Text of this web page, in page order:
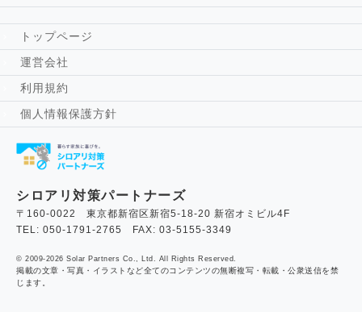
シロアリ対策パートナーズ
〒160-0022 東京都新宿区新宿5-18-20 新宿オミビル4F
TEL: 050-1791-2765 FAX: 03-5155-3349
トップページ
運営会社
利用規約
個人情報保護方針
© 2009-2026 Solar Partners Co., Ltd. All Rights Reserved.
掲載の文章・写真・イラストなど全てのコンテンツの無断複写・転載・公衆送信を禁
じます。